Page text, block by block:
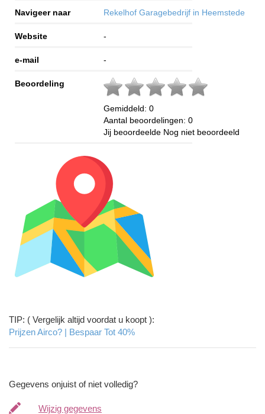
Navigeer naar Rekelhof Garagebedrijf in Heemstede
Website -
e-mail -
Beoordeling
Gemiddeld: 0
Aantal beoordelingen: 0
Jij beoordeelde Nog niet beoordeeld
TIP: ( Vergelijk altijd voordat u koopt ):
Prijzen Airco? | Bespaar Tot 40%‎
Gegevens onjuist of niet volledig?
Wijzig gegevens